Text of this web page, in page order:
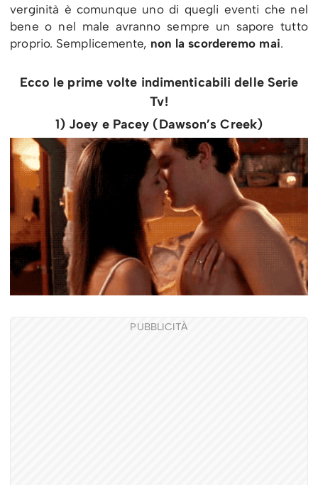
verginità è comunque uno di quegli eventi che nel
bene o nel male avranno sempre un sapore tutto
proprio. Semplicemente, non la scorderemo mai.
Ecco le prime volte indimenticabili delle Serie
Tv!
1) Joey e Pacey (Dawson’s Creek)
PUBBLICITÀ